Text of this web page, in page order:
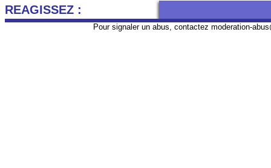
REAGISSEZ :
Pour signaler un abus, contactez moderation-